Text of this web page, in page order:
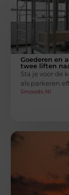
Goederen en
twee liften
Sta je voor de
als parkeren
Smoods.nl